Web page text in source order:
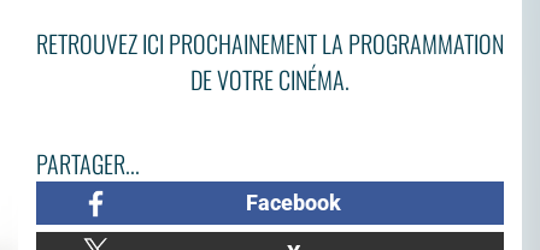
RETROUVEZ ICI PROCHAINEMENT LA PROGRAMMATION
DE VOTRE CINÉMA.
PARTAGER...
Facebook